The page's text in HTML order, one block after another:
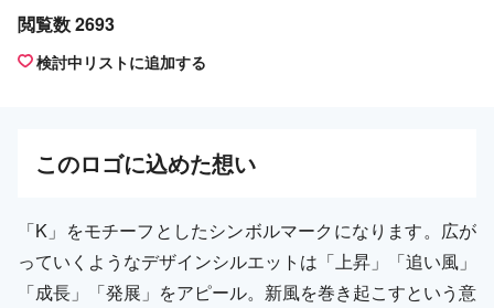
閲覧数 2693
検討中リストに追加する
このロゴに込めた想い
「K」をモチーフとしたシンボルマークになります。広が
っていくようなデザインシルエットは「上昇」「追い風」
「成長」「発展」をアピール。新風を巻き起こすという意